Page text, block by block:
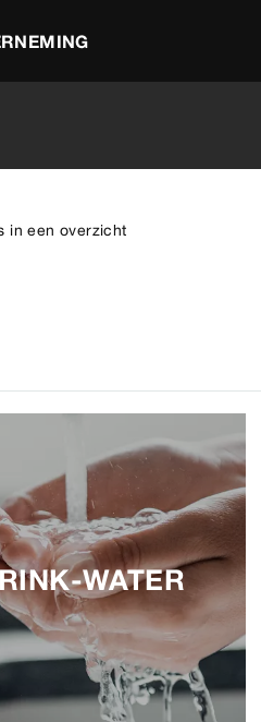
in een overzicht
WATER